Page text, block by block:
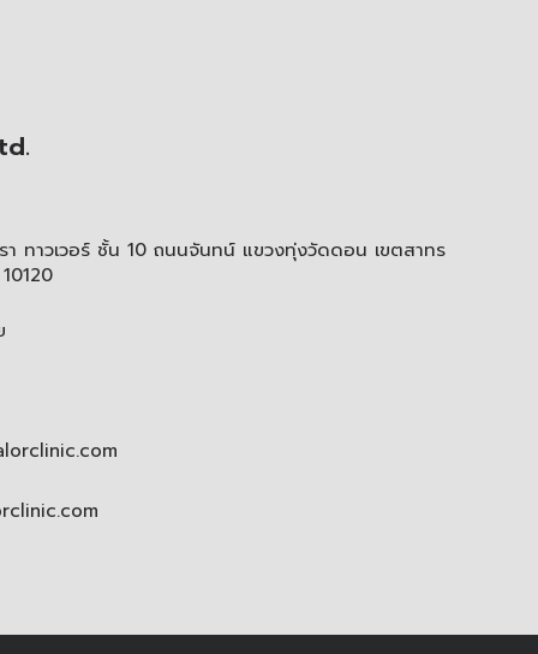
า ทาวเวอร์ ชั้น 10 ถนนจันทน์ แขวงทุ่งวัดดอน เขตสาทร